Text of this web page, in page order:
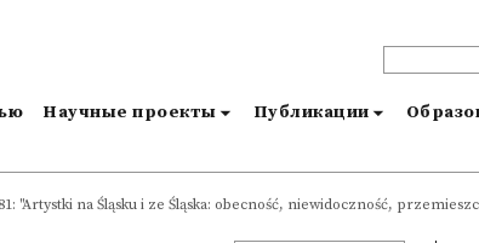
Научные проекты Публикации
"Artystki na Śląsku i ze Śląska: obecność, niewidoczność,